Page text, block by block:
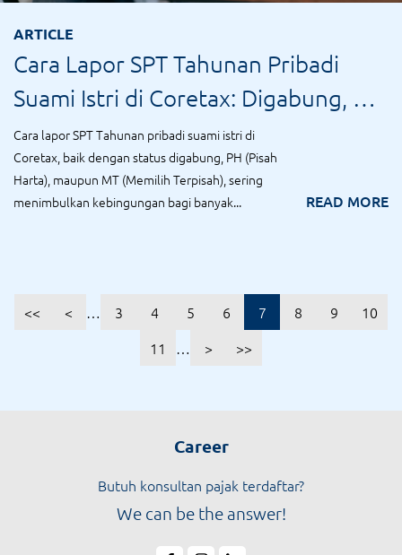
ARTICLE
Cara Lapor SPT Tahunan Pribadi
Suami Istri di Coretax: Digabung, PH,
MT
Cara lapor SPT Tahunan pribadi suami istri di
Coretax, baik dengan status digabung, PH (Pisah
Harta), maupun MT (Memilih Terpisah), sering
menimbulkan kebingungan bagi banyak...
READ MORE
<< < … 3 4 5 6 7 8 9
10
11
… > >>
Career
Butuh konsultan pajak terdaftar?
We can be the answer!